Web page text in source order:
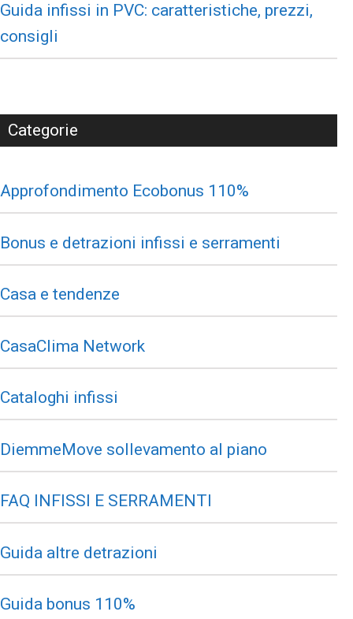
Guida infissi in PVC: caratteristiche, prezzi,
consigli
Categorie
Approfondimento Ecobonus 110%
Bonus e detrazioni infissi e serramenti
Casa e tendenze
CasaClima Network
Cataloghi infissi
DiemmeMove sollevamento al piano
FAQ INFISSI E SERRAMENTI
Guida altre detrazioni
Guida bonus 110%